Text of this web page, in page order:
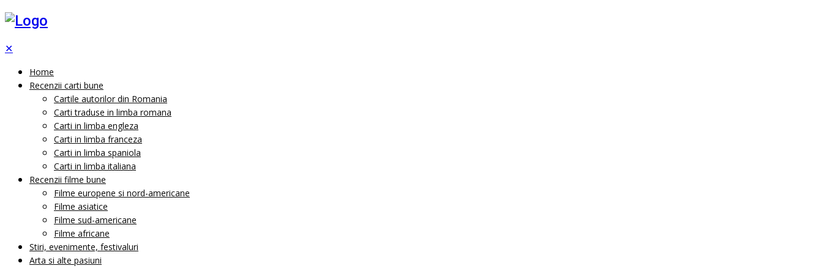
✕
Home
Recenzii carti bune
Cartile autorilor din Romania
Carti traduse in limba romana
Carti in limba engleza
Carti in limba franceza
Carti in limba spaniola
Carti in limba italiana
Recenzii filme bune
Filme europene si nord-americane
Filme asiatice
Filme sud-americane
Filme africane
Stiri, evenimente, festivaluri
Arta si alte pasiuni